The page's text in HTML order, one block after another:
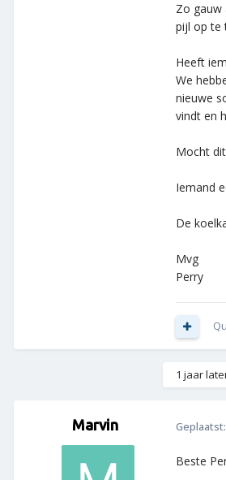
Zo gauw
pijl op te
Heeft
We
nieuwe
vindt en
Mocht
Iemand
De
Mvg
Perry
1 jaar
Marvin Geplaatst:
Beste